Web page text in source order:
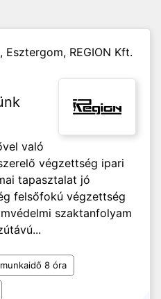
Esztergom, REGION Kft.
való
végzettség ipari
tapasztalat jó
felsőfokú végzettség
szaktanfolyam
8 óra